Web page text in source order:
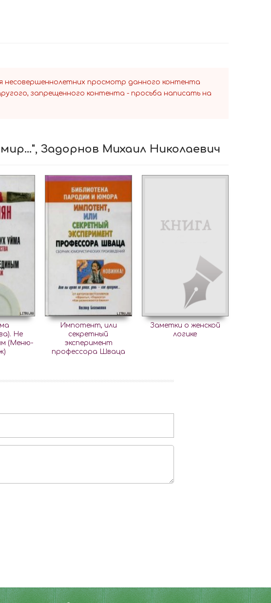
несовершеннолетних просмотр данного контента
запрещенного контента - просьба написать на
Задорнов Михаил Николаевич
Не
(Меню-
Импотент, или
секретный
эксперимент
профессора Шваца
Заметки о женской
логике